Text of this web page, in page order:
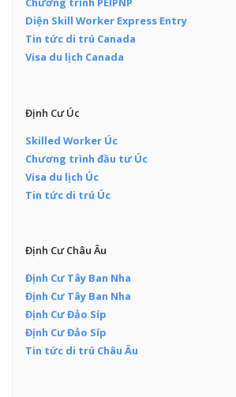
Diện Skill Worker Express Entry
Tin tức di trú Canada
Visa du lịch Canada
Định Cư Úc
Skilled Worker Úc
Chương trình đầu tư Úc
Visa du lịch Úc
Tin tức di trú Úc
Định Cư Châu Âu
Định Cư Tây Ban Nha
Định Cư Tây Ban Nha
Định Cư Đảo Síp
Định Cư Đảo Síp
Tin tức di trú Châu Âu